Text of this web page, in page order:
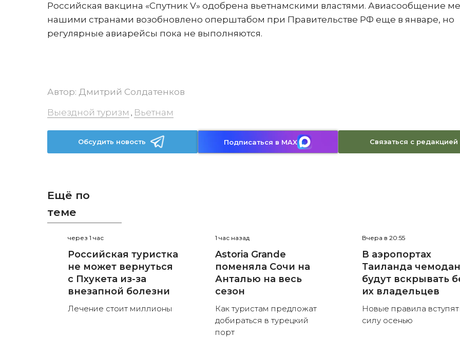
Российская вакцина «Спутник V» одобрена вьетнамскими властями. Авиасообщение
нашими странами возобновлено оперштабом при Правительстве РФ еще в январе, но
регулярные авиарейсы пока не выполняются.
Автор: Дмитрий Солдатенков
Выездной туризм , Вьетнам
Обсудить новость Подписаться в MAX Связаться с редакцией
Ещё по
теме
через 1 час
Российская туристка
не может вернуться
с Пхукета из-за
внезапной болезни
Лечение стоит миллионы
1 час назад
Astoria Grande
поменяла Сочи на
Анталью на весь
сезон
Как туристам предложат
добираться в турецкий
порт
Вчера в 20:55
В аэропортах
Таиланда
будут вскрывать
их владельцев
Новые правила вступят
силу осенью